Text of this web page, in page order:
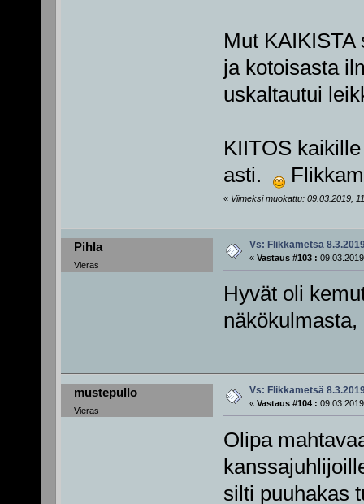
Mut
ja kotoisasta
uskaltautui
KIITOS
asti.
« Viimeksi muokattu: 09.03.2019,
Pihla
Vieras
Vs: Flikkametsä
« Vastaus #103 :
Hyvät oli
mustepullo
Vieras
Vs: Flikkametsä
« Vastaus #104 :
Olipa
silti puuhakas